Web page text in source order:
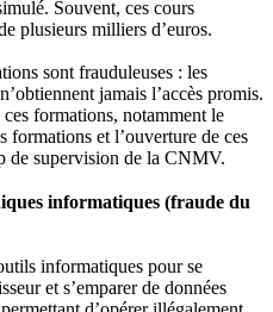
Souvent, ces cours
plusieurs milliers d’euros.
sont frauduleuses : les
jamais l’accès promis.
formations, notamment le
formations et l’ouverture de ces
de supervision de la CNMV.
informatiques (fraude du
informatiques pour se
et s’emparer de données